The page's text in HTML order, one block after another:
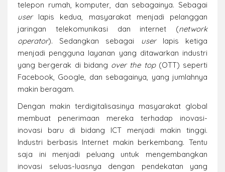
telepon rumah, komputer, dan sebagainya. Sebagai
userlapis kedua, masyarakat menjadi pelanggan
jaringan telekomunikasi dan internet (network
operator). Sedangkan sebagai userlapis ketiga
menjadi pengguna layanan yang ditawarkan industri
yang bergerak di bidang over the top(OTT) seperti
Facebook, Google, dan sebagainya, yang jumlahnya
makin beragam.
Dengan makin terdigitalisasinya masyarakat global
membuat penerimaan mereka terhadap inovasi-
inovasi baru di bidang ICT menjadi makin tinggi.
Industri berbasis Internet makin berkembang. Tentu
saja ini menjadi peluang untuk mengembangkan
inovasi seluas-luasnya dengan pendekatan yang